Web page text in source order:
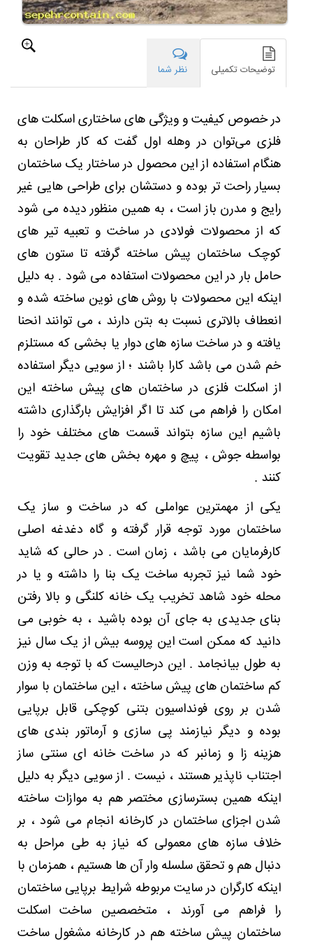
پیش
ساخته
و
نوع
خاصی
در
فضای
داخلی
خارجی
آن
ها
استفاده
می
شود
،
ارائه
شد
نکاتی
را
آموختیم
اما
در
که
در
خصوص
مزایای
نوع
بیان
شده
است
هیچگاه
در
خصوص
اسکلت
پیش
ساخته
به
صورت
متمرکز
و
سخن
به
میان
نیامده
است
،
به
دلیل
می
توانیم
در
مقاله
پیش
روی
توضیحات تکمیلی نظر شما
در خصوص کیفیت و ویژگی های ساختاری اسکلت های
فلزی می‌توان در وهله اول گفت که کار طراحان به
هنگام استفاده از این محصول در ساختار یک ساختمان
بسیار راحت تر بوده و دستشان برای طراحی هایی غیر
رایج و مدرن باز است ، به همین منظور دیده می شود
که از محصولات فولادی در ساخت و تعبیه تیر های
کوچک ساختمان پیش ساخته گرفته تا ستون های
حامل بار در این محصولات استفاده می شود . به دلیل
اینکه این محصولات با روش های نوین ساخته شده و
انعطاف بالاتری نسبت به بتن دارند ، می توانند انحنا
یافته و در ساخت سازه ‌های دوار یا بخشی که مستلزم
خم شدن می باشد کارا باشند ؛ از سویی دیگر استفاده
از اسکلت فلزی در ساختمان های پیش ساخته این
امکان را فراهم می کند تا اگر افزایش بارگذاری داشته
باشیم این سازه بتواند قسمت های مختلف خود را
بواسطه جوش ، پیچ و مهره بخش های جدید تقویت
کنند .
یکی از مهمترین عواملی که در ساخت و ساز یک
ساختمان مورد توجه قرار گرفته و گاه دغدغه اصلی
کارفرمایان می باشد ، زمان است . در حالی که شاید
خود شما نیز تجربه ساخت یک بنا را داشته و یا در
محله خود شاهد تخریب یک خانه کلنگی و بالا رفتن
بنای جدیدی به جای آن بوده باشید ، به خوبی می
دانید که ممکن است این پروسه بیش از یک سال نیز
به طول بیانجامد . این درحالیست که با توجه به وزن
کم ساختمان های پیش ساخته ، این ساختمان با سوار
شدن بر روی فونداسیون بتنی کوچکی قابل برپایی
بوده و دیگر نیازمند پی سازی و آرماتور بندی های
هزینه زا و زمانبر که در ساخت خانه ای سنتی ساز
اجتناب ناپذیر هستند ، نیست . از سویی دیگر به دلیل
اینکه همین بسترسازی مختصر هم به موازات ساخته
شدن اجزای ساختمان در کارخانه انجام می شود ، بر
خلاف سازه های معمولی که نیاز به طی مراحل به
دنبال هم و تحقق سلسله وار آن ها هستیم ، همزمان با
اینکه کارگران در سایت مربوطه شرایط برپایی ساختمان
را فراهم می آورند ، متخصصین ساخت اسکلت
ساختمان پیش ساخته هم در کارخانه مشغول ساخت